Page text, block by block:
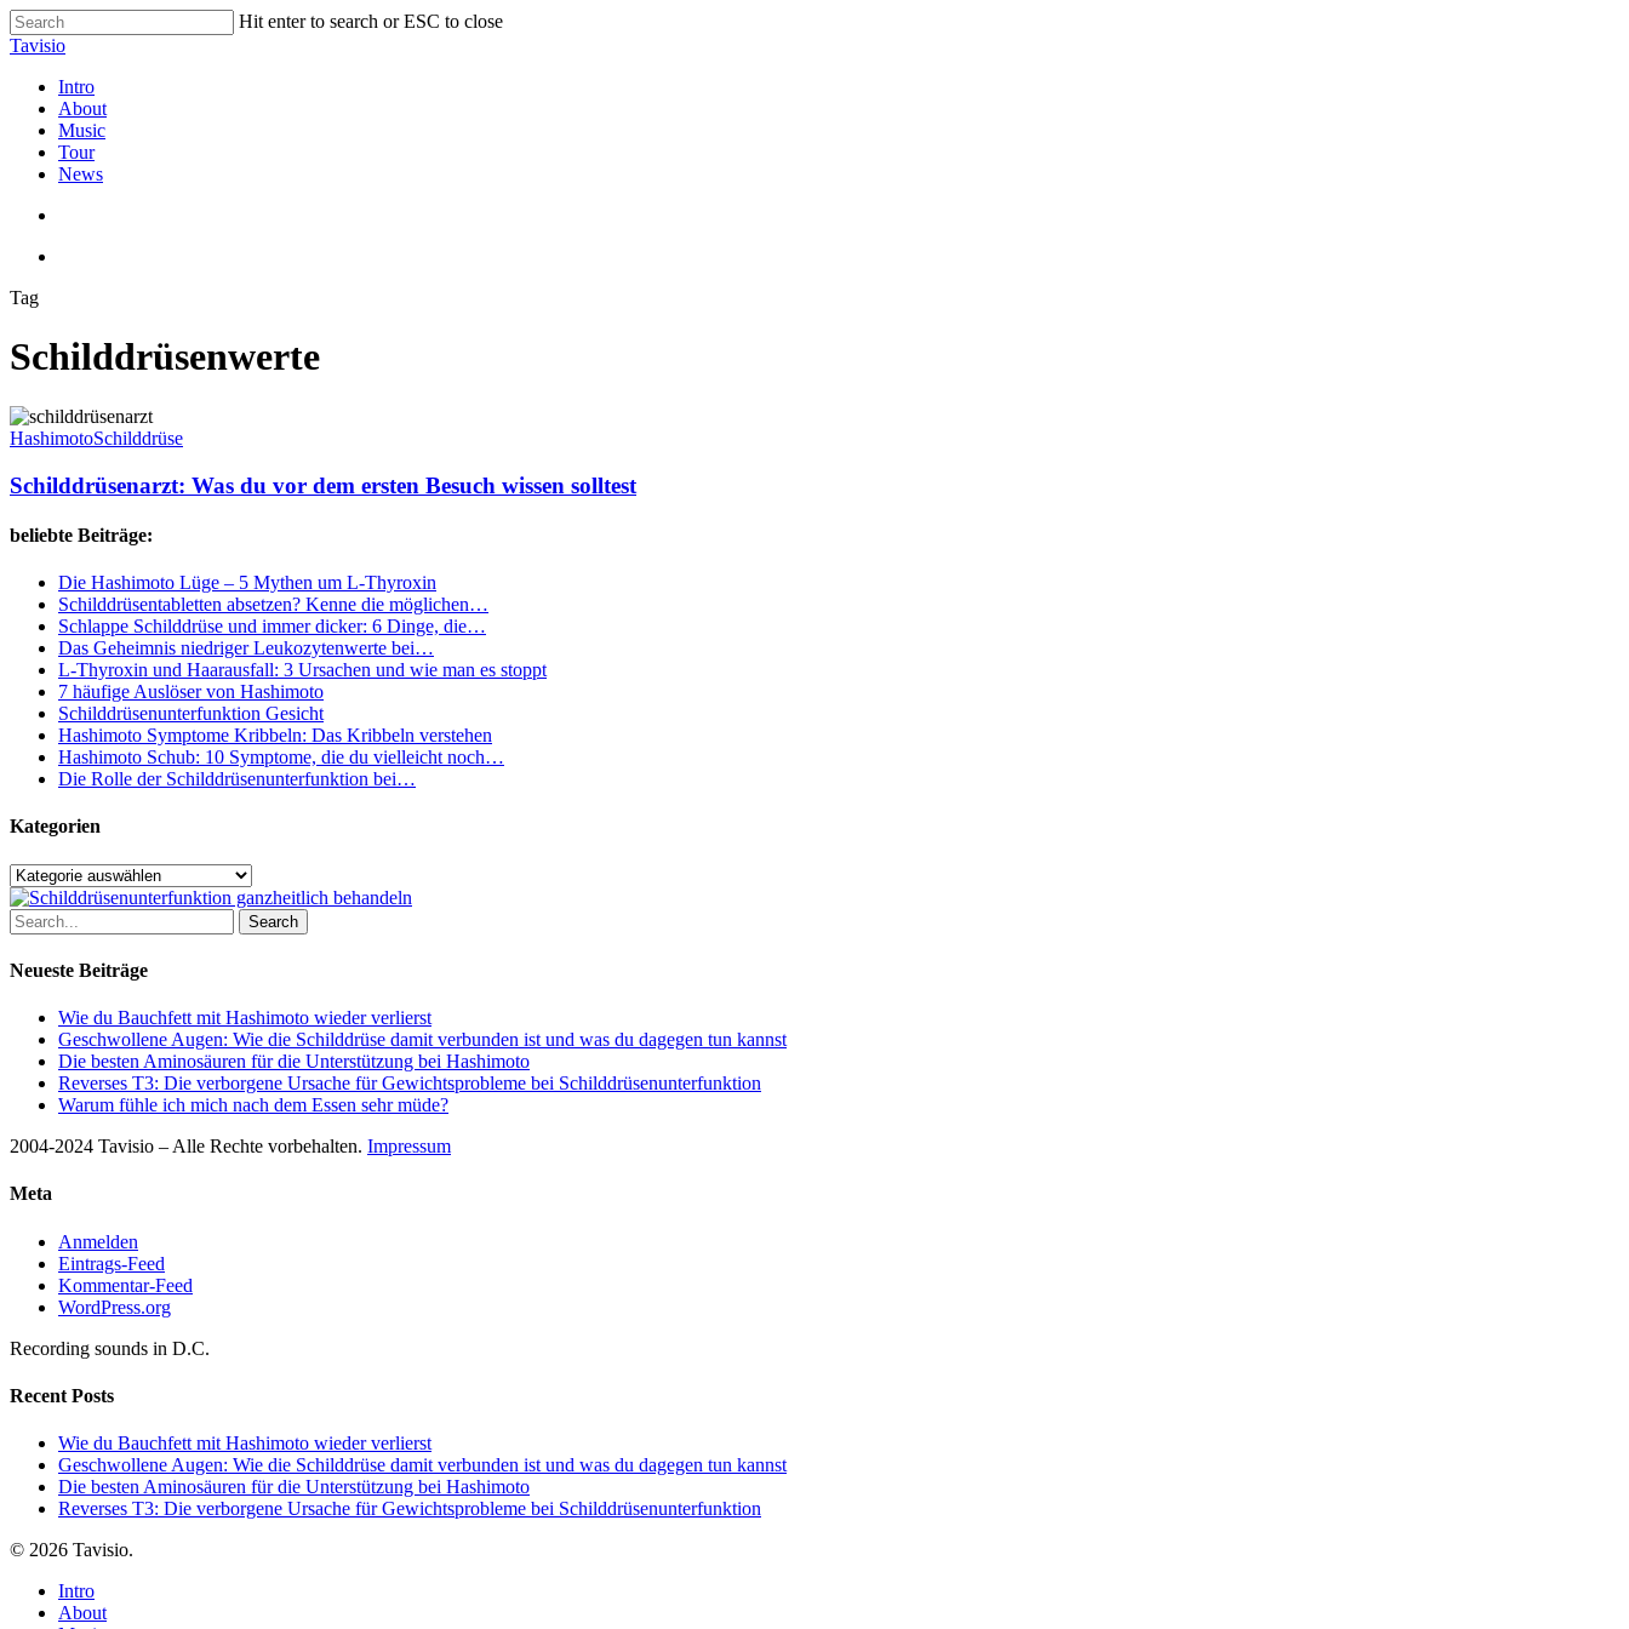
Skip
to
content
Hit enter to search or ESC to close
Close
Tavisio
search
Menu
Intro
About
Music
Tour
News
Tag
Schilddrüsenwerte
Schilddrüsenarzt:
Was
vor
dem
ersten
Besuch
solltest
HashimotoSchilddrüse
Schilddrüsenarzt: Was du vor dem ersten Besuch wissen solltest
beliebte Beiträge:
Die Hashimoto Lüge – 5 Mythen um L-Thyroxin
Schilddrüsentabletten absetzen? Kenne die möglichen…
Schlappe Schilddrüse und immer dicker: 6 Dinge, die…
Das Geheimnis niedriger Leukozytenwerte bei…
L-Thyroxin und Haarausfall: 3 Ursachen und wie man es stoppt
7 häufige Auslöser von Hashimoto
Schilddrüsenunterfunktion Gesicht
Hashimoto Symptome Kribbeln: Das Kribbeln verstehen
Hashimoto Schub: 10 Symptome, die du vielleicht noch…
Die Rolle der Schilddrüsenunterfunktion bei…
Kategorien
Kategorien
Search
Neueste Beiträge
Wie du Bauchfett mit Hashimoto wieder verlierst
Geschwollene Augen: Wie die Schilddrüse damit verbunden ist und was du dagegen tun kannst
Die besten Aminosäuren für die Unterstützung bei Hashimoto
Reverses T3: Die verborgene Ursache für Gewichtsprobleme bei Schilddrüsenunterfunktion
Warum fühle ich mich nach dem Essen sehr müde?
2004-2024 Tavisio – Alle Rechte vorbehalten. Impressum
Meta
Anmelden
Eintrags-Feed
Kommentar-Feed
WordPress.org
Recording sounds in D.C.
Recent Posts
Wie du Bauchfett mit Hashimoto wieder verlierst
Geschwollene Augen: Wie die Schilddrüse damit verbunden ist und was du dagegen tun kannst
Die besten Aminosäuren für die Unterstützung bei Hashimoto
Reverses T3: Die verborgene Ursache für Gewichtsprobleme bei Schilddrüsenunterfunktion
© 2026 Tavisio.
Close
Menu
Intro
About